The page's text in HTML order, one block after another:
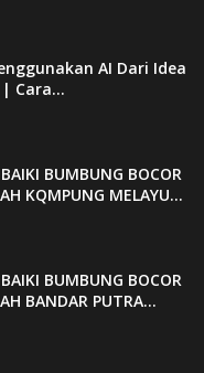
AI Dari Idea
Cara...
BUMBUNG BOCOR
KQMPUNG MELAYU...
BUMBUNG BOCOR
BANDAR PUTRA...